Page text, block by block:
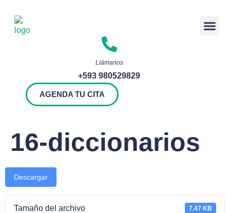
Llámanos
+593 980529829
AGENDA TU CITA
16-diccionarios
Descargar
Tamaño del archivo 7.47 KB